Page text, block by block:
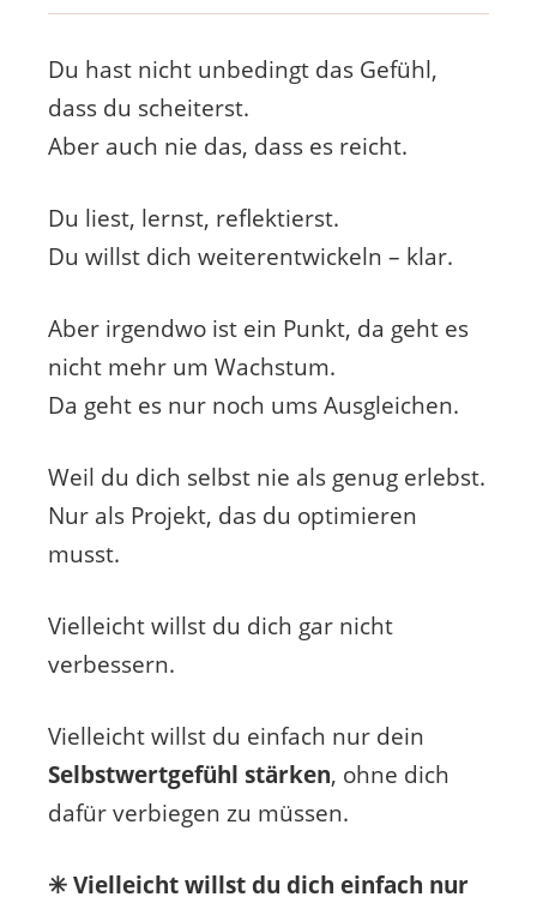
Du hast nicht unbedingt das Gefühl,
dass du scheiterst.
Aber auch nie das, dass es reicht.
Du liest, lernst, reflektierst.
Du willst dich weiterentwickeln – klar.
Aber irgendwo ist ein Punkt, da geht es
nicht mehr um Wachstum.
Da geht es nur noch ums Ausgleichen.
Weil du dich selbst nie als genug erlebst.
Nur als Projekt, das du optimieren
musst.
Vielleicht willst du dich gar nicht
verbessern.
Vielleicht willst du einfach nur dein
Selbstwertgefühl stärken, ohne dich
dafür verbiegen zu müssen.
✳️ Vielleicht willst du dich einfach nur